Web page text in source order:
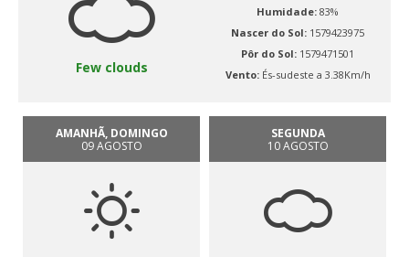
Few clouds
Humidade: 83%
Nascer do Sol: 1579423975
Pôr do Sol: 1579471501
Vento: És-sudeste a 3.38Km/h
AMANHÃ, DOMINGO
09 AGOSTO
SEGUNDA
10 AGOSTO